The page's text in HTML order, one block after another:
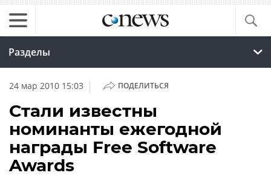
Разделы
24 мар 2010 15:03 | ПОДЕЛИТЬСЯ
Стали известны
номинанты ежегодной
награды Free Software
Awards